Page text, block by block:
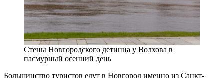
Стены Новгородского детинца у Волхова в
пасмурный осенний день
Большинство туристов едут в Новгород именно из Санкт-